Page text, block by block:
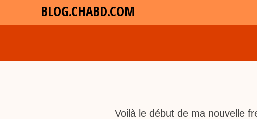
BLOG.CHABD.COM
Voilà le début de ma nouvelle